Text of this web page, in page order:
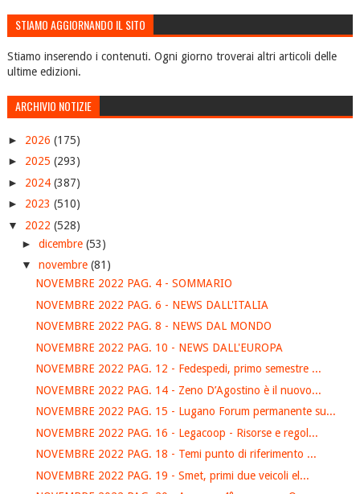
STIAMO AGGIORNANDO IL SITO
Stiamo inserendo i contenuti. Ogni giorno troverai altri articoli delle
ultime edizioni.
ARCHIVIO NOTIZIE
► 2026 (175)
► 2025 (293)
► 2024 (387)
► 2023 (510)
▼ 2022 (528)
► dicembre (53)
▼ novembre (81)
NOVEMBRE 2022 PAG. 4 - SOMMARIO
NOVEMBRE 2022 PAG. 6 - NEWS DALL'ITALIA
NOVEMBRE 2022 PAG. 8 - NEWS DAL MONDO
NOVEMBRE 2022 PAG. 10 - NEWS DALL'EUROPA
NOVEMBRE 2022 PAG. 12 - Fedespedi, primo semestre ...
NOVEMBRE 2022 PAG. 14 - Zeno D’Agostino è il nuovo...
NOVEMBRE 2022 PAG. 15 - Lugano Forum permanente su...
NOVEMBRE 2022 PAG. 16 - Legacoop - Risorse e regol...
NOVEMBRE 2022 PAG. 18 - Temi punto di riferimento ...
NOVEMBRE 2022 PAG. 19 - Smet, primi due veicoli el...